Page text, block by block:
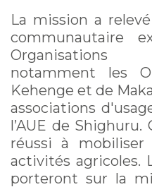
La mission a
communautaire
Organisations
notamment les
Kehenge et de
associations
l’AUE de
réussi à
activités agricoles.
porteront sur la